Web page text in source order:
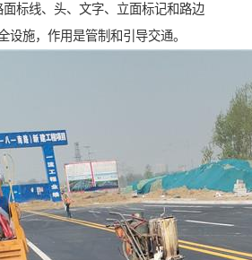
标线、头、文字、立面标记和路边
设施，作用是管制和引导交通。